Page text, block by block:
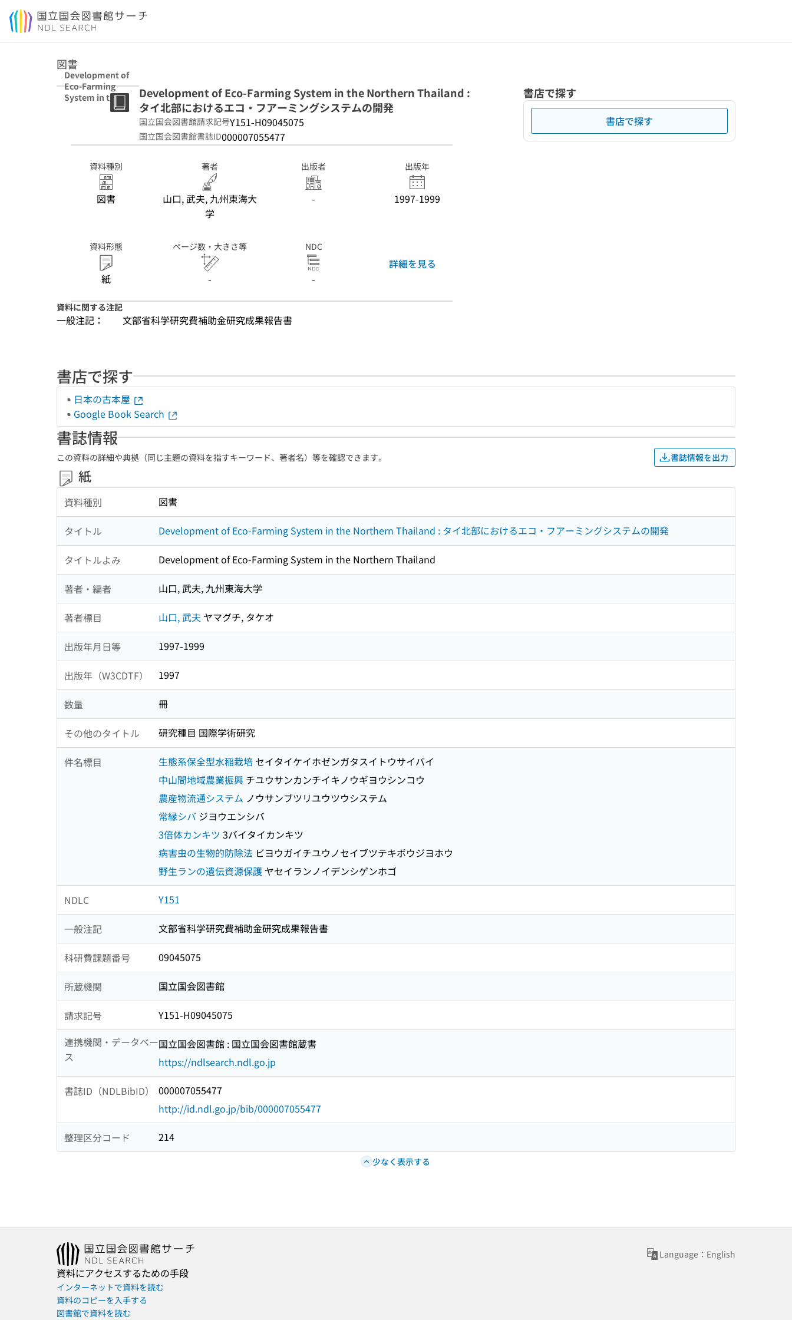
本文へ移動
図書
Development of
Eco-Farming
System in the
フアーミングシス
Development of Eco-Farming System in the Northern Thailand :
タイ北部におけるエコ・フアーミングシステムの開発
国立国会図書館請求記号Y151-H09045075
国立国会図書館書誌ID000007055477
資料種別
図書
著者
山口, 武夫, 九州東海大
学
出版者
-
出版年
1997-1999
資料形態
紙
ページ数・大きさ等
-
NDC
-
詳細を見る
資料に関する注記
一般注記： 文部省科学研究費補助金研究成果報告書
書店で探す
書店で探す
書店で探す
日本の古本屋
Google Book Search
書誌情報
この資料の詳細や典拠（同じ主題の資料を指すキーワード、著者名）等を確認できます。 書誌情報を出力
紙
資料種別 図書
タイトル Development of Eco-Farming System in the Northern Thailand : タイ北部におけるエコ・フアーミングシステムの開発
タイトルよみ Development of Eco-Farming System in the Northern Thailand
著者・編者 山口, 武夫, 九州東海大学
著者標目 山口, 武夫 ヤマグチ, タケオ
出版年月日等 1997-1999
出版年（W3CDTF） 1997
数量 冊
その他のタイトル 研究種目 国際学術研究
件名標目 生態系保全型水稲栽培 セイタイケイホゼンガタスイトウサイバイ
中山間地域農業振興 チユウサンカンチイキノウギヨウシンコウ
農産物流通システム ノウサンブツリユウツウシステム
常縁シバ ジヨウエンシバ
3倍体カンキツ 3バイタイカンキツ
病害虫の生物的防除法 ビヨウガイチユウノセイブツテキボウジヨホウ
野生ランの遺伝資源保護 ヤセイランノイデンシゲンホゴ
NDLC Y151
一般注記 文部省科学研究費補助金研究成果報告書
科研費課題番号 09045075
所蔵機関 国立国会図書館
請求記号
Y151-H09045075
連携機関・データベー
ス
国立国会図書館 : 国立国会図書館蔵書
https://ndlsearch.ndl.go.jp
書誌ID（NDLBibID）
000007055477
http://id.ndl.go.jp/bib/000007055477
整理区分コード 214
少なく表示する
Language：English
資料にアクセスするための手段
インターネットで資料を読む
資料のコピーを入手する
図書館で資料を読む